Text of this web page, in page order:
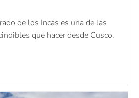
de los Incas es una de las
que hacer desde Cusco.